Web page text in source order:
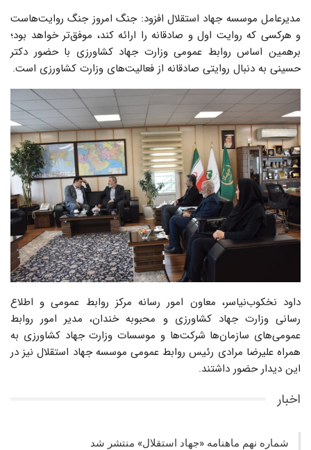
مدیرعامل موسسه جهاد استقلال افزود: جنگ امروز جنگ روایت‌هاست
و هرکسی که روایت اول و صادقانه را ارائه کند، موفق‌تر خواهد بود؛
برهمین اساس روابط عمومی وزارت جهاد کشاورزی با حضور دکتر
حسینی به دنبال روایتی صادقانه از فعالیت‌های وزارت کشاورزی است.
داود نخکوب‌نیاسر، معاون امور رسانه مرکز روابط عمومی و اطلاع
رسانی وزارت جهاد کشاورزی و محبوبه خندان، مدیر امور روابط
عمومی‌های سازمان‌ها شرکت‌ها و موسسات وزارت جهاد کشاورزی به
همراه علیرضا مرادی رئیس روابط عمومی موسسه جهاد استقلال نیز در
این دیدار حضور داشتند.
اخبار
شماره نهم ماهنامه «جهاد استقلال» منتشر شد